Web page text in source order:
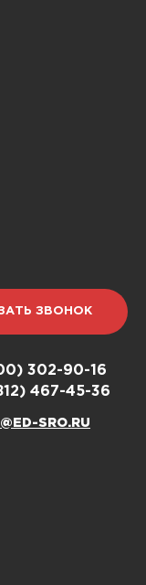
ЗВОНОК
302-90-16
467-45-36
SRO.RU